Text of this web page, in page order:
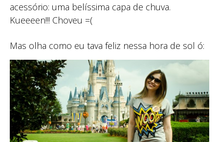
acessório: uma belíssima capa de chuva.
Kueeeen!!! Choveu =(
Mas olha como eu tava feliz nessa hora de sol ó: